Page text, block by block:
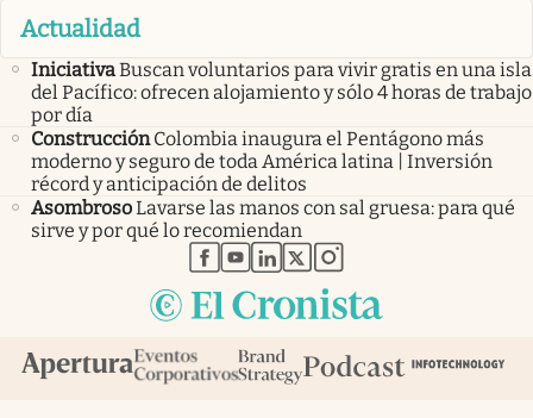
Actualidad
IniciativaBuscan voluntarios para vivir gratis en una isla
del Pacífico: ofrecen alojamiento y sólo 4 horas de trabajo
por día
Construcción Colombia inaugura el Pentágono más
moderno y seguro de toda América latina | Inversión
récord y anticipación de delitos
AsombrosoLavarse las manos con sal gruesa: para qué
sirve y por qué lo recomiendan
abre en nueva pestaña
abre en nueva pestaña
abre en nueva pestaña
abre en nueva pestaña
abre en nueva pestaña